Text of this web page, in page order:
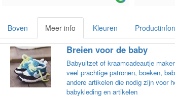
Boven Meer info Kleuren
Breien voor de baby
Babyuitzet of kraamcadeautje
veel prachtige patronen, boeken,
andere artikelen die nodig zijn voor
babykleding en artikelen